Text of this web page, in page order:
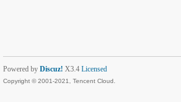
Powered by Discuz! X3.4 Licensed
Copyright © 2001-2021, Tencent Cloud.